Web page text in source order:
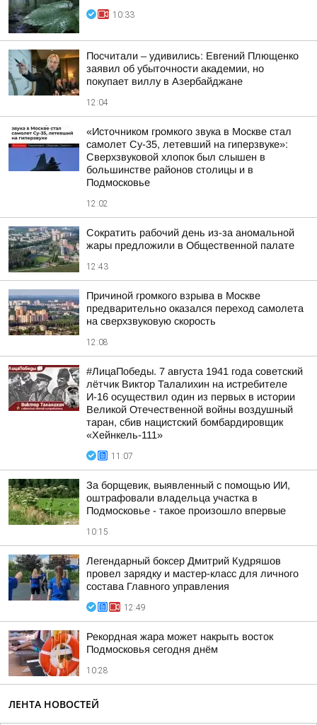
10:33
Посчитали – удивились: Евгений Плющенко
заявил об убыточности академии, но
покупает виллу в Азербайджане
12:04
«Источником громкого звука в Москве стал
самолет Су-35, летевший на гиперзвуке»:
Сверхзвуковой хлопок был слышен в
большинстве районов столицы и в
Подмосковье
12:02
Сократить рабочий день из-за аномальной
жары предложили в Общественной палате
12:43
Причиной громкого взрыва в Москве
предварительно оказался переход самолета
на сверхзвуковую скорость
12:08
#ЛицаПобеды. 7 августа 1941 года советский
лётчик Виктор Талалихин на истребителе
И-16 осуществил один из первых в истории
Великой Отечественной войны воздушный
таран, сбив нацистский бомбардировщик
«Хейнкель-111»
11:07
За борщевик, выявленный с помощью ИИ,
оштрафовали владельца участка в
Подмосковье - такое произошло впервые
10:15
Легендарный боксер Дмитрий Кудряшов
провел зарядку и мастер-класс для личного
состава Главного управления
12:49
Рекордная жара может накрыть восток
Подмосковья сегодня днём
10:28
ЛЕНТА НОВОСТЕЙ